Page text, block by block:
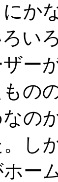
か
い
ー
の
の
し
ー